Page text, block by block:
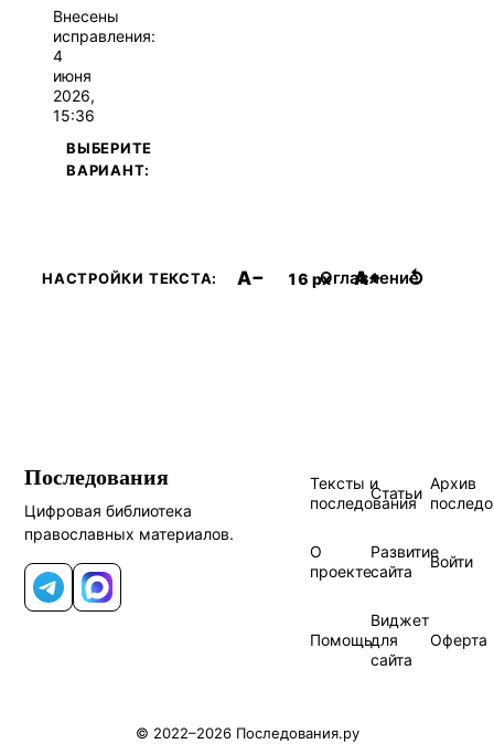
Внесены
исправления:
4
июня
2026,
15:36
ВЫБЕРИТЕ
ВАРИАНТ:
НАСТРОЙКИ ТЕКСТА: A− 16 px A+ ↺
Оглавление
Последования
Цифровая библиотека
православных материалов.
Telegram
MAX
Тексты и
последования
Статьи
Архив
О
проекте
Развитие
сайта
Войти
Помощь
Виджет
для
сайта
Оферта
© 2022–2026 Последования.ру